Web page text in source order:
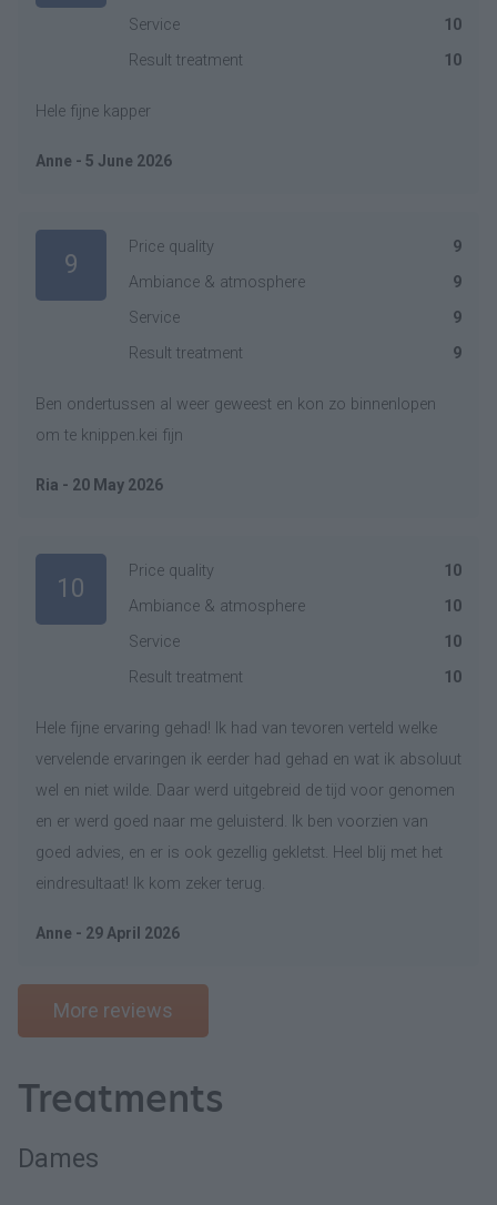
Service
10
Result treatment
10
Hele fijne kapper
Anne - 5 June 2026
9
Price quality
9
Ambiance & atmosphere
9
Service
9
Result treatment
9
Ben ondertussen al weer geweest en kon zo binnenlopen
om te knippen.kei fijn
Ria - 20 May 2026
10
Price quality
10
Ambiance & atmosphere
10
Service
10
Result treatment
10
Hele fijne ervaring gehad! Ik had van tevoren verteld welke
vervelende ervaringen ik eerder had gehad en wat ik absoluut
wel en niet wilde. Daar werd uitgebreid de tijd voor genomen
en er werd goed naar me geluisterd. Ik ben voorzien van
goed advies, en er is ook gezellig gekletst. Heel blij met het
eindresultaat! Ik kom zeker terug.
Anne - 29 April 2026
More reviews
Treatments
Dames